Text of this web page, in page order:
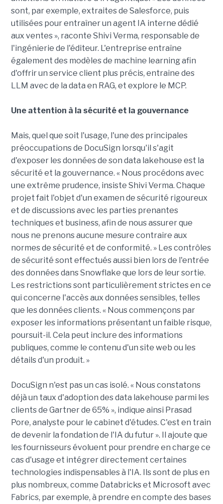
sont, par exemple, extraites de Salesforce, puis
utilisées pour entraîner un agent IA interne dédié
aux ventes », raconte Shivi Verma, responsable de
l'ingénierie de l'éditeur. L'entreprise entraîne
également des modèles de machine learning afin
d'offrir un service client plus précis, entraine des
LLM avec de la data en RAG, et explore le MCP.
Une attention à la sécurité et la gouvernance
Mais, quel que soit l'usage, l'une des principales
préoccupations de DocuSign lorsqu'il s'agit
d'exposer les données de son data lakehouse est la
sécurité et la gouvernance. « Nous procédons avec
une extrême prudence, insiste Shivi Verma. Chaque
projet fait l'objet d'un examen de sécurité rigoureux
et de discussions avec les parties prenantes
techniques et business, afin de nous assurer que
nous ne prenons aucune mesure contraire aux
normes de sécurité et de conformité. » Les contrôles
de sécurité sont effectués aussi bien lors de l'entrée
des données dans Snowflake que lors de leur sortie.
Les restrictions sont particulièrement strictes en ce
qui concerne l'accès aux données sensibles, telles
que les données clients. « Nous commençons par
exposer les informations présentant un faible risque,
poursuit-il. Cela peut inclure des informations
publiques, comme le contenu d'un site web ou les
détails d'un produit. »
DocuSign n'est pas un cas isolé. « Nous constatons
déjà un taux d'adoption des data lakehouse parmi les
clients de Gartner de 65% », indique ainsi Prasad
Pore, analyste pour le cabinet d'études. C'est en train
de devenir la fondation de l'IA du futur ». Il ajoute que
les fournisseurs évoluent pour prendre en charge ce
cas d'usage et intégrer directement certaines
technologies indispensables à l'IA. Ils sont de plus en
plus nombreux, comme Databricks et Microsoft avec
Fabrics, par exemple, à prendre en compte des bases